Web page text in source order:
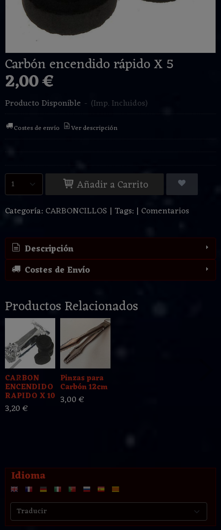
Idioma
Carbón encendido rápido X 5
2,00 €
Producto Disponible - (Imp. Incluidos)
Costes de envío Ver descripción
Añadir a Carrito
Categoría: CARBONCILLOS | Tags: | Comentarios
Descripción
Costes de Envío
Productos Relacionados
CARBON
ENCENDIDO
RAPIDO X 10
3,20 €
Pinzas para
Carbón 12cm
3,00 €